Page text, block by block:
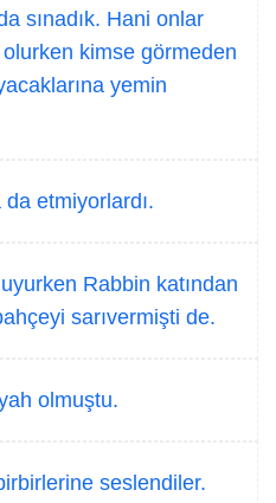
sınadık. Hani onlar
kimse görmeden
yemin
etmiyorlardı.
Rabbin katından
sarıvermişti de.
olmuştu.
seslendiler.